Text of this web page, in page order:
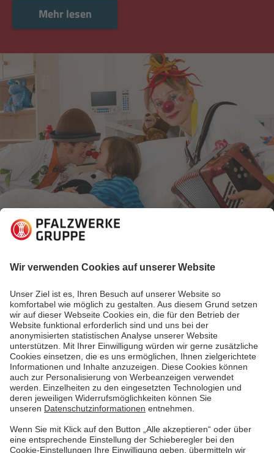
Mehr lesen
28.11.2019
Der Infusionsständer als Raketenstation
Der Verein Clown Doktoren e.V. bringt Freude und
Abwechslung in den Alltag kranker Kinder und alter
Menschen. Wir haben der Organisation eine Spende
übergeben und dabei berührende Geschichten
erfahren.
Mehr lesen
Mehr lesen